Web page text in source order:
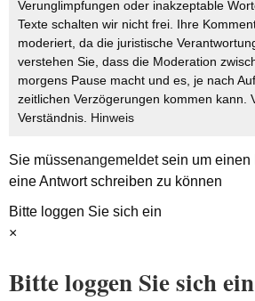
Verunglimpfungen oder inakzeptable
Texte schalten wir nicht frei. Ihre
moderiert, da die juristische
verstehen Sie, dass die Moderation
morgens Pause macht und es, je nach
zeitlichen Verzögerungen kommen kann.
Verständnis. Hinweis
Sie müssenangemeldetsein um einen
eine Antwort schreiben zu können
Bitte loggen Sie sich ein
×
Bitte loggen Sie sich ein